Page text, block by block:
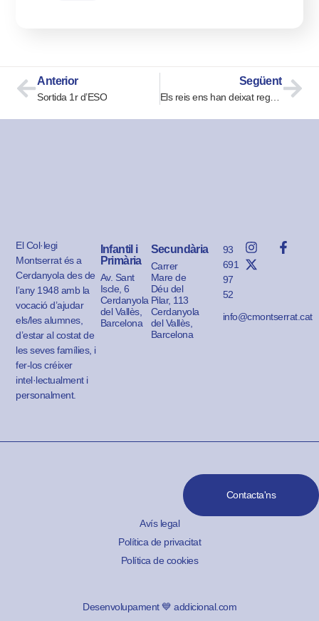
Anterior
Sortida 1r d’ESO
Següent
El Col·legi
Montserrat és a
Cerdanyola des de
l’any 1948 amb la
vocació d’ajudar
els/les alumnes,
d’estar al costat de
les seves famílies, i
fer-los créixer
intel·lectualment i
personalment.
Infantil i
Primària
Av. Sant
Iscle, 6
Cerdanyola
del Vallès,
Barcelona
Secundària
Carrer
Mare de
Déu del
Pilar, 113
Cerdanyola
del Vallès,
Barcelona
93
691
97
52
info@cmontserrat.cat
Contacta'ns
Avís legal
Política de privacitat
Política de cookies
Desenvolupament 💙 addicional.com